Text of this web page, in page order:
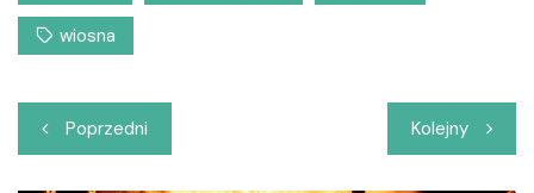
wiosna
Nawigacja
wpisu
Poprzedni Kolejny